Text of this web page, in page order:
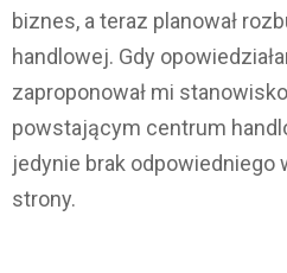
biznes, a teraz planował
handlowej. Gdy
zaproponował mi
powstającym centrum
jedynie brak odpowiedniego
strony.